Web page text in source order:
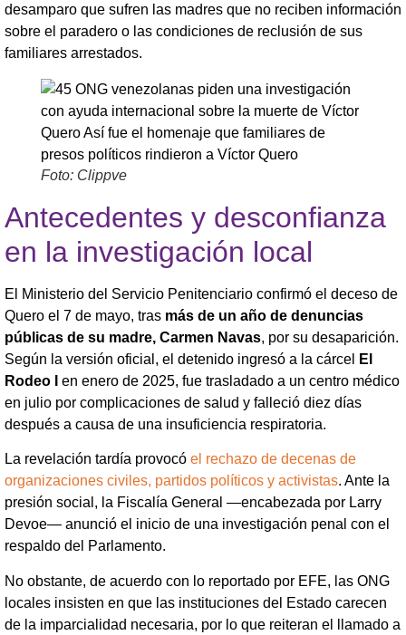
desamparo que sufren las madres que no reciben información
sobre el paradero o las condiciones de reclusión de sus
familiares arrestados.
Foto: Clippve
Antecedentes y desconfianza
en la investigación local
El Ministerio del Servicio Penitenciario confirmó el deceso de
Quero el 7 de mayo, tras más de un año de denuncias
públicas de su madre, Carmen Navas, por su desaparición.
Según la versión oficial, el detenido ingresó a la cárcel
El
Rodeo I
en enero de 2025, fue trasladado a un centro médico
en julio por complicaciones de salud y falleció diez días
después a causa de una insuficiencia respiratoria.
La revelación tardía provocó el rechazo de decenas de
organizaciones civiles, partidos políticos y activistas. Ante la
presión social, la Fiscalía General —encabezada por Larry
Devoe— anunció el inicio de una investigación penal con el
respaldo del Parlamento.
No obstante, de acuerdo con lo reportado por EFE, las ONG
locales insisten en que las instituciones del Estado carecen
de la imparcialidad necesaria, por lo que reiteran el llamado a